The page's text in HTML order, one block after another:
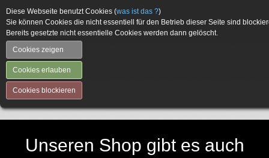
Unseren Shop gibt es auch
Diese Webseite benutzt Cookies (was ist das ?)
Sie können Cookies die nicht essentiell für den Betrieb dieser Seite sind
Bereits gesetzte nicht essentielle Cookies werden dann gelöscht.
Cookies zeigen
Cookies erlauben
Cookies blockieren